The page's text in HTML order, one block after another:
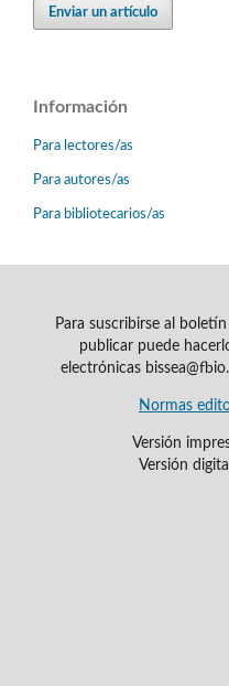
Enviar un artículo
Información
Para lectores/as
Para autores/as
Para bibliotecarios/as
Para suscribirse al
publicar puede
electrónicas
Normas
Versión
Versión